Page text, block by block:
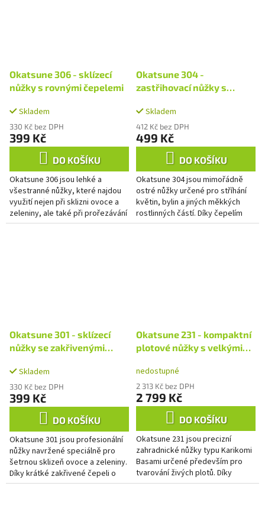
Okatsune 306 - sklízecí
nůžky s rovnými čepelemi
Skladem
330 Kč bez DPH
399 Kč
DO KOŠÍKU
Okatsune 306 jsou lehké a
všestranné nůžky, které najdou
využití nejen při sklizni ovoce a
zeleniny, ale také při prořezávání
rostlin. Rovné ostré čepele
Okatsune 304 -
zastřihovací nůžky s
Skladem
412 Kč bez DPH
499 Kč
DO KOŠÍKU
Okatsune 304 jsou mimořádně
ostré nůžky určené pro stříhání
květin, bylin a jiných měkkých
rostlinných částí. Díky čepelím
dlouhým 45 mm a extrémně tenké
Okatsune 301 - sklízecí
nůžky se zakřivenými
Skladem
330 Kč bez DPH
399 Kč
DO KOŠÍKU
Okatsune 301 jsou profesionální
nůžky navržené speciálně pro
šetrnou sklizeň ovoce a zeleniny.
Díky krátké zakřivené čepeli o
délce 25 mm umožňují práci i ve
Okatsune 231 - kompaktní
plotové nůžky s velkými
nedostupné
2 313 Kč bez DPH
2 799 Kč
DO KOŠÍKU
Okatsune 231 jsou precizní
zahradnické nůžky typu Karikomi
Basami určené především pro
tvarování živých plotů. Díky
velkým ostrým čepelím a pevným